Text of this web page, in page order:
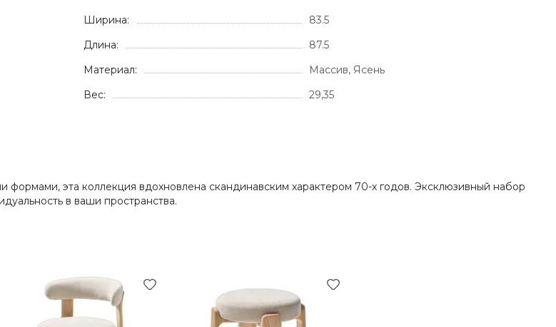
Ширина:
83.5
Длина:
87.5
Материал:
Массив, Ясень
Вес:
29,35
формами, эта коллекция вдохновлена скандинавским характером 70-х годов. Эксклюзивный набор
в ваши пространства.